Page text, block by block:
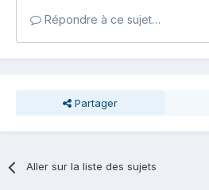
Répondre à ce sujet…
Partager
Aller sur la liste des sujets